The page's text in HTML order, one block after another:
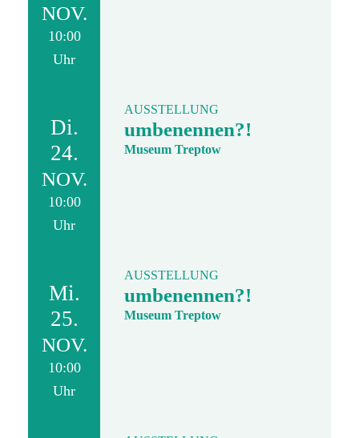
NOV.
10:00
Uhr
Di.
24.
NOV.
10:00
Uhr
AUSSTELLUNG
umbenennen?!
Museum Treptow
Mi.
25.
NOV.
10:00
Uhr
AUSSTELLUNG
umbenennen?!
Museum Treptow